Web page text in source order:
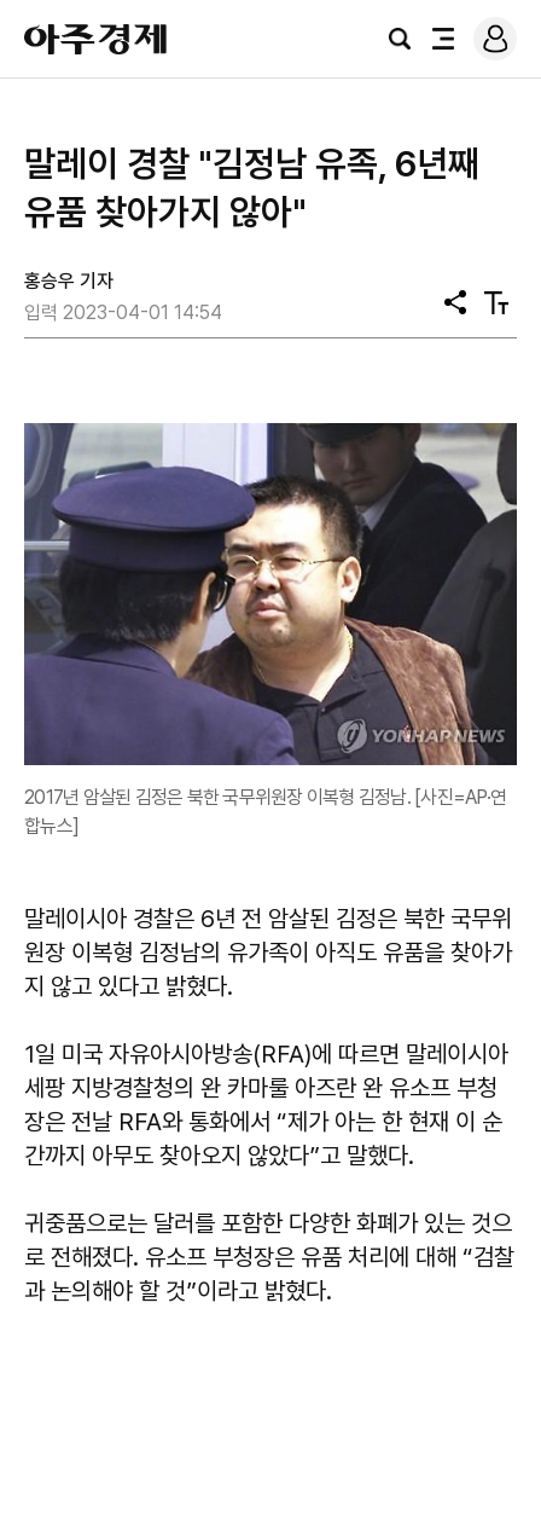
아
주
경
검
전
로
그
​말레이 경찰 "김정남 유족, 6년째
유품 찾아가지 않아"
홍승우 기자
입력 2023-04-01 14:54
공
유
텍
스
2017년 암살된 김정은 북한 국무위원장 이복형 김정남. [사진=AP·연
합뉴스]
말레이시아 경찰은 6년 전 암살된 김정은 북한 국무위
원장 이복형 김정남의 유가족이 아직도 유품을 찾아가
지 않고 있다고 밝혔다.
1일 미국 자유아시아방송(RFA)에 따르면 말레이시아
세팡 지방경찰청의 완 카마룰 아즈란 완 유소프 부청
장은 전날 RFA와 통화에서 “제가 아는 한 현재 이 순
간까지 아무도 찾아오지 않았다”고 말했다.
귀중품으로는 달러를 포함한 다양한 화폐가 있는 것으
로 전해졌다. 유소프 부청장은 유품 처리에 대해 “검찰
과 논의해야 할 것”이라고 밝혔다.